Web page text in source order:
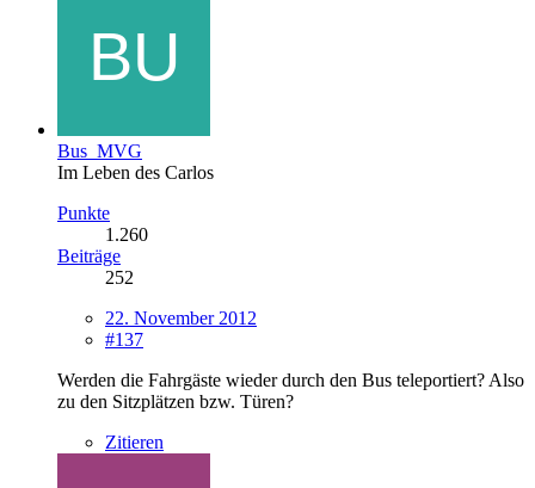
Bus_MVG
Im Leben des Carlos
Punkte
1.260
Beiträge
252
22. November 2012
#137
Werden die Fahrgäste wieder durch den Bus teleportiert? Also
zu den Sitzplätzen bzw. Türen?
Zitieren